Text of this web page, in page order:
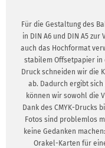
Für die Gestaltung des
in DIN A6 und DIN A5
auch das Hochformat
stabilem Offsetpapier in
Druck schneiden wir die
ab. Dadurch ergibt
können wir sowohl die
Dank des CMYK-Drucks
Fotos sind problemlos
keine Gedanken
Orakel-Karten für